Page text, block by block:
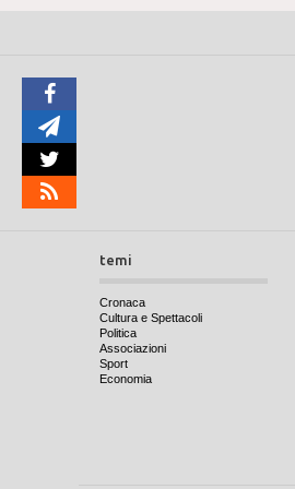
temi
Cronaca
Cultura e Spettacoli
Politica
Associazioni
Sport
Economia